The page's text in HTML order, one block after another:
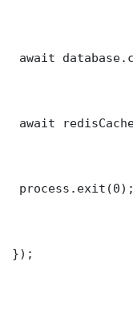
await
await
process.exit(0);
});